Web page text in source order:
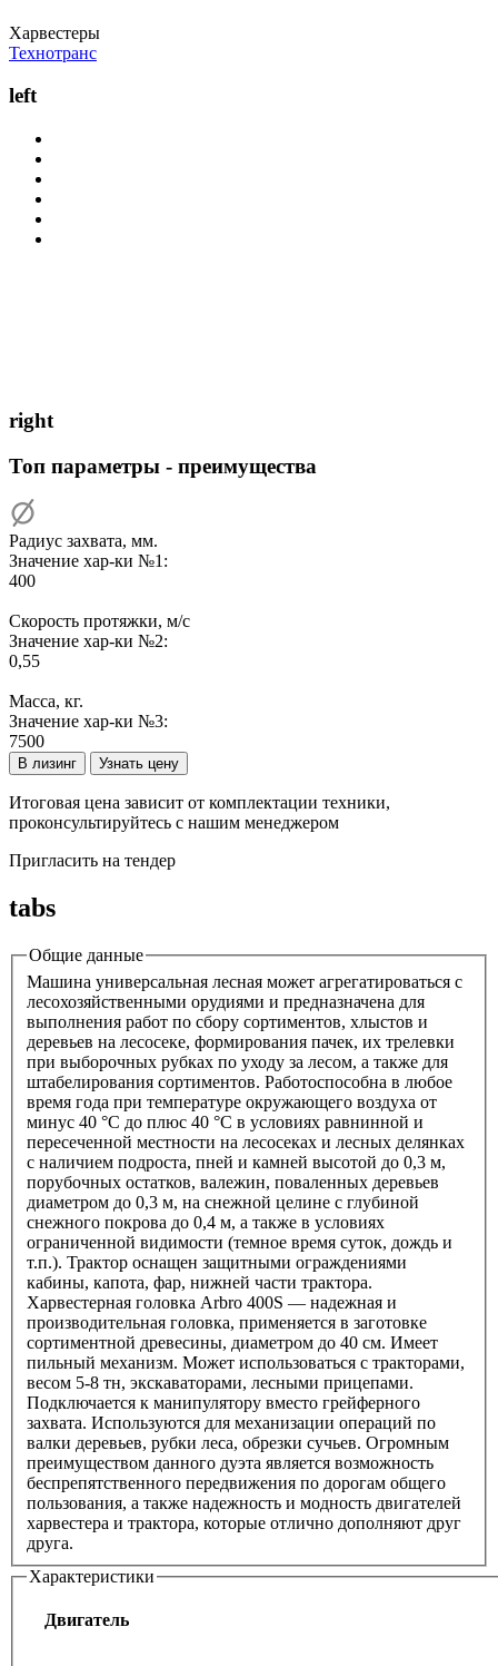
Харвестеры
Технотранс
left
right
Топ параметры - преимущества
Радиус захвата, мм.
Значение хар-ки №1:
400
Скорость протяжки, м/с
Значение хар-ки №2:
0,55
Масса, кг.
Значение хар-ки №3:
7500
В лизинг Узнать цену
Итоговая цена зависит от комплектации техники,
проконсультируйтесь с нашим менеджером
Пригласить на тендер
tabs
Общие данные
Машина универсальная лесная может агрегатироваться с
лесохозяйственными орудиями и предназначена для
выполнения работ по сбору сортиментов, хлыстов и
деревьев на лесосеке, формирования пачек, их трелевки
при выборочных рубках по уходу за лесом, а также для
штабелирования сортиментов. Работоспособна в любое
время года при температуре окружающего воздуха от
минус 40 °С до плюс 40 °С в условиях равнинной и
пересеченной местности на лесосеках и лесных делянках
с наличием подроста, пней и камней высотой до 0,3 м,
порубочных остатков, валежин, поваленных деревьев
диаметром до 0,3 м, на снежной целине с глубиной
снежного покрова до 0,4 м, а также в условиях
ограниченной видимости (темное время суток, дождь и
т.п.). Трактор оснащен защитными ограждениями
кабины, капота, фар, нижней части трактора.
Харвестерная головка Arbro 400S — надежная и
производительная головка, применяется в заготовке
сортиментной древесины, диаметром до 40 см. Имеет
пильный механизм. Может использоваться с тракторами,
весом 5-8 тн, экскаваторами, лесными прицепами.
Подключается к манипулятору вместо грейферного
захвата. Используются для механизации операций по
валки деревьев, рубки леса, обрезки сучьев. Огромным
преимуществом данного дуэта является возможность
беспрепятственного передвижения по дорогам общего
пользования, а также надежность и модность двигателей
харвестера и трактора, которые отлично дополняют друг
друга.
Характеристики
Двигатель